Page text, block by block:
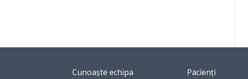
Cunoaște echipa Pacienți